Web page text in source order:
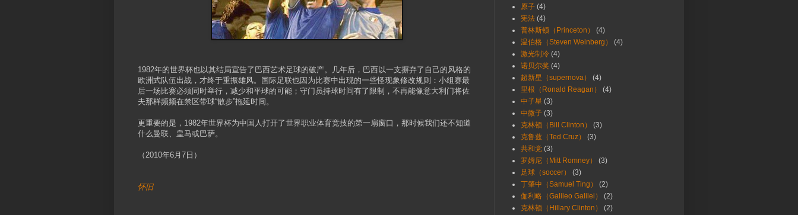
1982年的世界杯也以其结局宣告了巴西艺术足球的破产。几年后，巴西以一支摒弃了自己的风格的
欧洲式队伍出战，才终于重振雄风。国际足联也因为比赛中出现的一些怪现象修改规则：小组赛最
后一场比赛必须同时举行，减少和平球的可能；守门员持球时间有了限制，不再能像意大利门将佐
夫那样频频在禁区带球“散步”拖延时间。
更重要的是，1982年世界杯为中国人打开了世界职业体育竞技的第一扇窗口，那时候我们还不知道
什么曼联、皇马或巴萨。
（2010年6月7日）
怀旧
原子 (4)
宪法 (4)
普林斯顿（Princeton）
(4)
温伯格（Steven Weinberg）
(4)
激光制冷 (4)
诺贝尔奖 (4)
超新星（supernova）
(4)
里根（Ronald Reagan）
(4)
中子星 (3)
中微子 (3)
克林顿（Bill Clinton）
(3)
克鲁兹（Ted Cruz）
(3)
共和党 (3)
罗姆尼（Mitt Romney）
(3)
足球（soccer）
(3)
丁肇中（Samuel Ting）
(2)
伽利略（Galileo Galilei）
(2)
克林顿（Hillary Clinton）
(2)